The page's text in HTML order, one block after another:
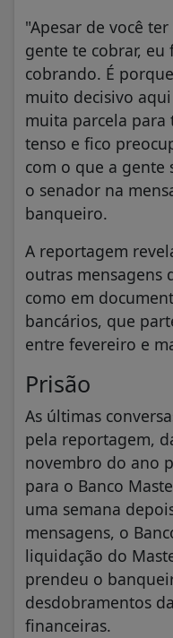
"Apesar de você
gente te cobrar, eu
cobrando. É
muito decisivo
muita parcela para
tenso e fico
com o que a gente
o senador na
banqueiro.
A reportagem
outras mensagens
como em
bancários, que
entre fevereiro e
Prisão
As últimas
pela reportagem,
novembro do ano
para o Banco
uma semana
mensagens, o
liquidação do
prendeu o
desdobramentos
financeiras.